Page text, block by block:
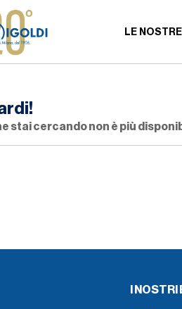
LE
stai cercando non è più
I